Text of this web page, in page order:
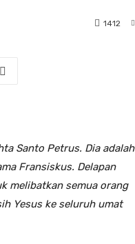
1412
Santo Petrus. Dia adalah
Fransiskus. Delapan
melibatkan semua orang
Yesus ke seluruh umat